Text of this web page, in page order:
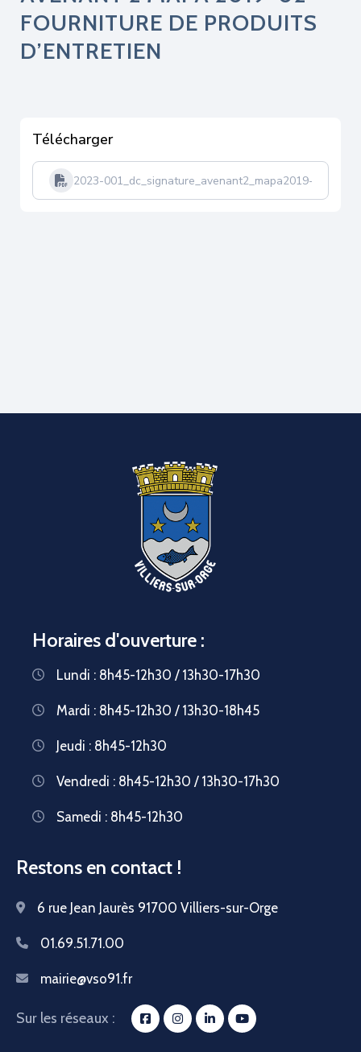
FOURNITURE DE PRODUITS
D’ENTRETIEN
Télécharger
2023-001_dc_signature_avenant2_mapa2019-
Horaires d'ouverture :
Lundi : 8h45-12h30 / 13h30-17h30
Mardi : 8h45-12h30 / 13h30-18h45
Jeudi : 8h45-12h30
Vendredi : 8h45-12h30 / 13h30-17h30
Samedi : 8h45-12h30
Restons en contact !
6 rue Jean Jaurès 91700 Villiers-sur-Orge
01.69.51.71.00
mairie@vso91.fr
Sur les réseaux :